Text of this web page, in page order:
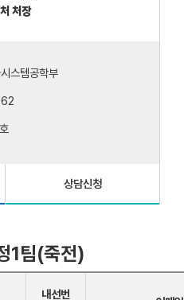
처장
스템공학부
상담신청
1팀(죽전)
내선번